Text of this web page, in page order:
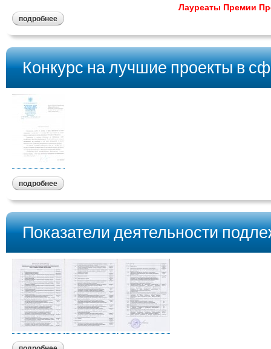
Лауреаты Премии
подробнее
Конкурс на лучшие проекты в
подробнее
Показатели деятельности